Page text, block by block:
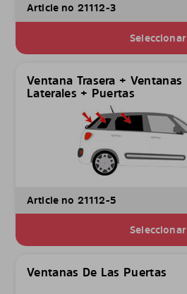
Article no 21112-3
Seleccionar
Ventana Trasera + Ventanas
Laterales + Puertas
Article no 21112-5
Seleccionar
Ventanas De Las Puertas